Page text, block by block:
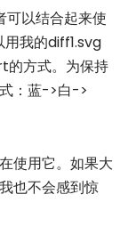
可以结合起来使
我的diff1.svg
的方式。为保持
：蓝->白->
使用它。如果大
也不会感到惊